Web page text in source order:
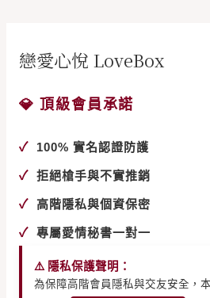
戀愛心悅 LoveBox
💎 頂級會員承諾
✓ 100% 實名認證防護
✓ 拒絕槍手與不實推銷
✓ 高階隱私與個資保密
✓ 專屬愛情秘書一對一
⚠️ 隱私保護聲明：
為保障高階會員隱私與交友安全，